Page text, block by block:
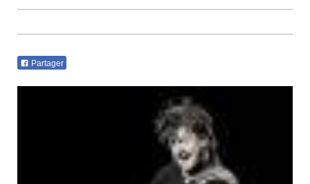
Partager